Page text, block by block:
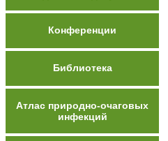
Конференции
Библиотека
Атлас природно-очаговых
инфекций